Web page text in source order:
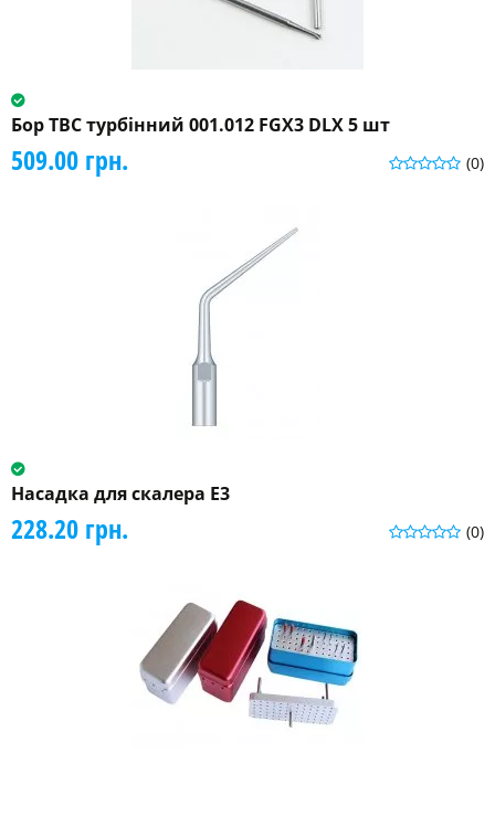
Бор ТВС турбінний 001.012 FGX3 DLX 5 шт
(0)
509.00 грн.
Насадка для скалера E3
(0)
228.20 грн.